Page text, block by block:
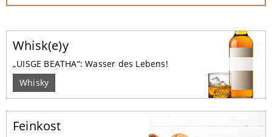
Whisk(e)y
„UISGE BEATHA“: Wasser des Lebens!
Whisky
Feinkost